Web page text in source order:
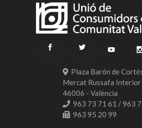
Plaza Barón de
Mercat Russafa Interior
46006 - València
963 73 71 61 / 963
963 95 20 99